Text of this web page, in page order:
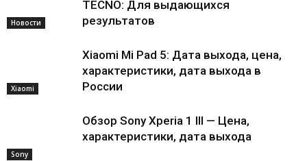
Новости
TECNO: Для выдающихся
результатов
Xiaomi
Xiaomi Mi Pad 5: Дата выхода, цена,
характеристики, дата выхода в
России
Sony
Обзор Sony Xperia 1 III — Цена,
характеристики, дата выхода